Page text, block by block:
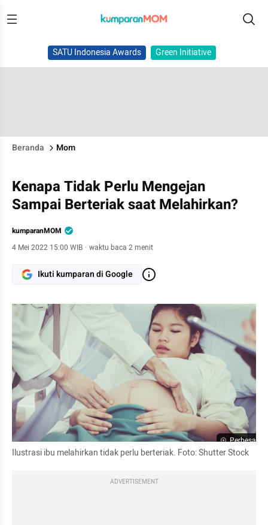
SATU Indonesia Awards Green Initiative
Beranda Mom
Kenapa Tidak Perlu Mengejan
Sampai Berteriak saat Melahirkan?
kumparanMOM
4 Mei 2022 15:00 WIB · waktu baca 2 menit
Ikuti kumparan di Google
Perbesar
Ilustrasi ibu melahirkan tidak perlu berteriak. Foto: Shutter Stock
ADVERTISEMENT